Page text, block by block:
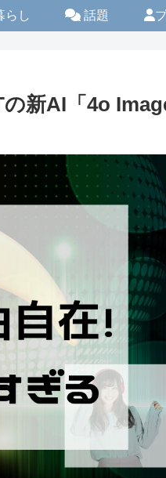
らし 話題
の新AI「4o